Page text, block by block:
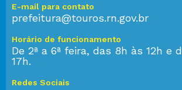
E-mail para contato
prefeitura@touros.rn.gov.br
Horário de funcionamento
De 2ª a 6ª feira, das 8h às 12h e
17h.
Redes Sociais